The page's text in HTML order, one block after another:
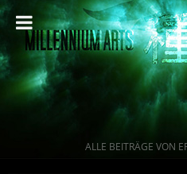
ALLE BEITRÄGE VON